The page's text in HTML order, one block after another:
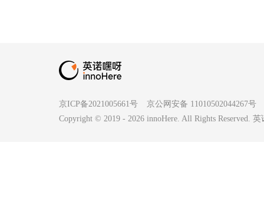
京ICP备2021005661号
京公网安备 11010502044267号
Copyright © 2019 - 2026 innoHere. All Rights Reserved.